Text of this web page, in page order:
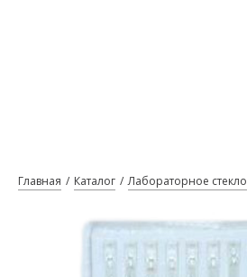
Главная Каталог Лабораторное стекло